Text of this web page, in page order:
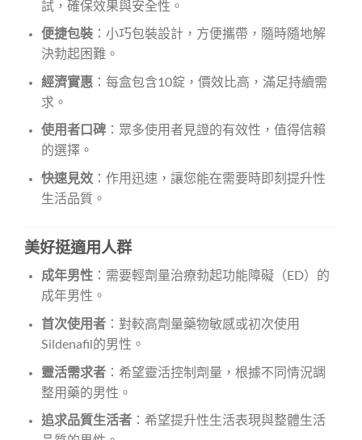
試，確保效果與安全性。
便捷包裝：小巧包裝設計，方便攜帶，隨時隨地解
決勃起困難。
經濟實惠：每盒包含10錠，價效比高，滿足持續需
求。
使用者口碑：眾多使用者見證的有效性，值得信賴
的選擇。
快速見效：作用迅速，讓您能在需要時即刻提升性
生活品質。
美好挺適用人群
成年男性：需要輕劑量治療勃起功能障礙（ED）的
成年男性。
首次使用者：對較高劑量藥物敏感或初次使用
Sildenafil的男性。
靈活需求者：希望靈活控制劑量，根據不同情況調
整用藥的男性。
追求品質生活者：希望提升性生活表現與整體生活